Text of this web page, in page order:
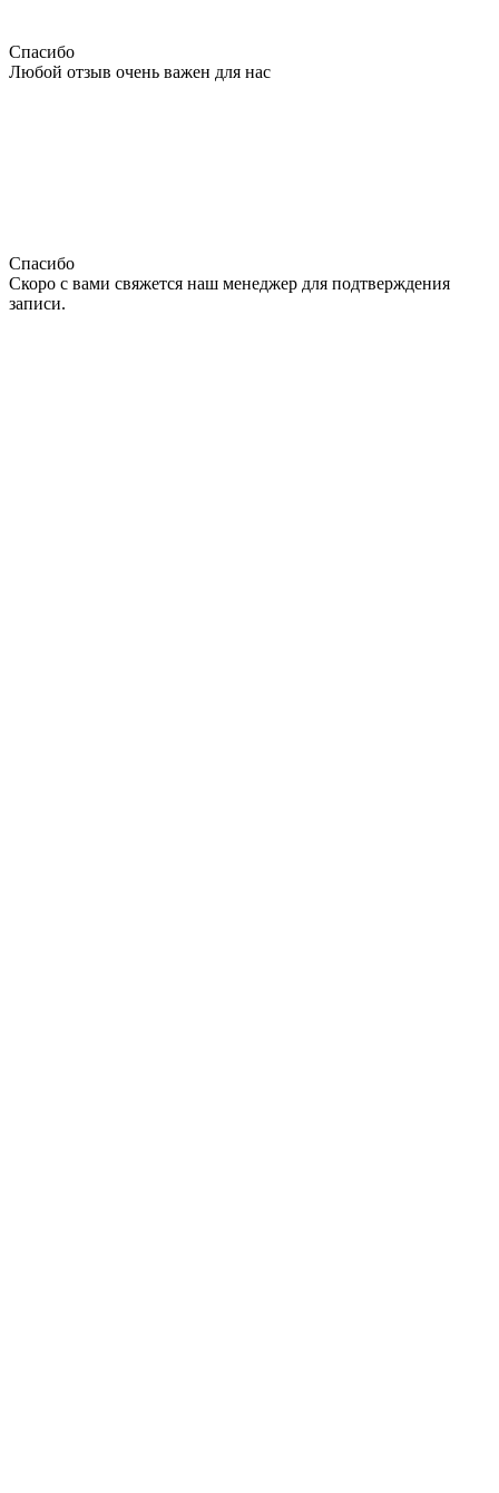
Спасибо
Любой отзыв очень важен для нас
Спасибо
Скоро с вами свяжется наш менеджер для подтверждения
записи.